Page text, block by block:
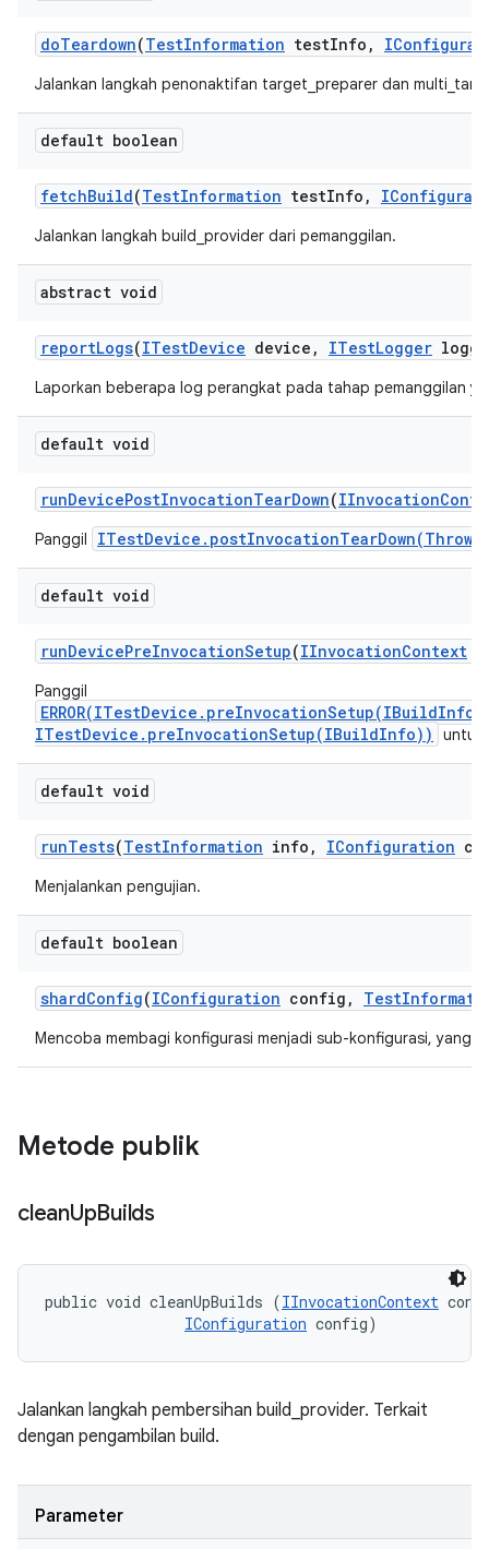
doTeardown(TestInformation testInfo ,
Jalankan langkah penonaktifan target_preparer dan
default boolean
fetchBuild(TestInformation testInfo ,
Jalankan langkah build_provider dari pemanggilan.
abstract void
reportLogs(ITestDevice device , ITestLogger
Laporkan beberapa log perangkat pada tahap pemanggilan
default void
runDevicePostInvocationTearDown(IInvocation
Panggil
default void
runDevicePreInvocationSetup(IInvocationContext
Panggil
ITestDevice.preInvocationSetup(IBuildInfo))
untuk
default void
runTests(TestInformation info , IConfiguration
Menjalankan pengujian.
default boolean
shardConfig(IConfiguration config , Test
Mencoba membagi konfigurasi menjadi sub-konfigurasi, yang
Metode publik
cleanUpBuilds
public void cleanUpBuilds (IInvocationContext
IConfiguration config)
Jalankan langkah pembersihan build_provider. Terkait
dengan pengambilan build.
Parameter